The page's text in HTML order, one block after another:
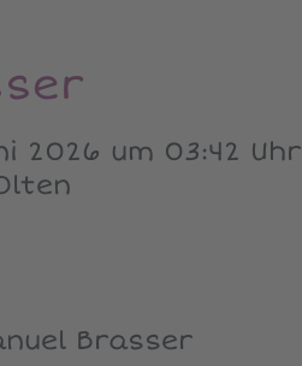
2026 um 03:42 Uhr
Brasser